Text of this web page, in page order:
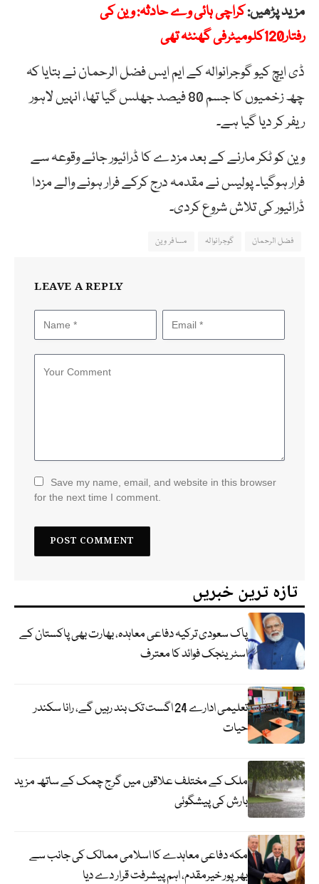
مزید پڑھیں:کراچی ہائی وے حادثہ: وین کی
رفتار120کلومیٹرفی گھنٹہ تھی
ڈیایچکیوگوجرانوالہکےایمایسفضلالرحماننےبتایاکہ
چھزخمیوںکاجسم80فیصدجھلسگیاتھا،انہیںلاہور
ریفرکردیاگیاہے۔
وین کو ٹکر مارنے کے بعد مزدے کا ڈرائیور جائے وقوعہ سے
فرار ہوگیا۔ پولیس نے مقدمہ درج کرکے فرار ہونے والے مزدا
ڈرائیور کی تلاش شروع کردی۔
فضل الرحمان گوجرانوالہ مسافر وین
LEAVE A REPLY
Save my name, email, and website in this browser
for the next time I comment.
تازہ ترین خبریں
پاک سعودی ترکیہ دفاعی معاہدہ، بھارت بھی پاکستان کے
اسٹریٹجک فوائد کا معترف
تعلیمی ادارے 24 اگست تک بند رہیں گے، رانا سکندر
حیات
ملک کے مختلف علاقوں میں گرج چمک کے ساتھ مزید
بارش کی پیشگوئی
مکہ دفاعی معاہدے کا اسلامی ممالک کی جانب سے
بھرپور خیرمقدم، اہم پیشرفت قرار دے دیا